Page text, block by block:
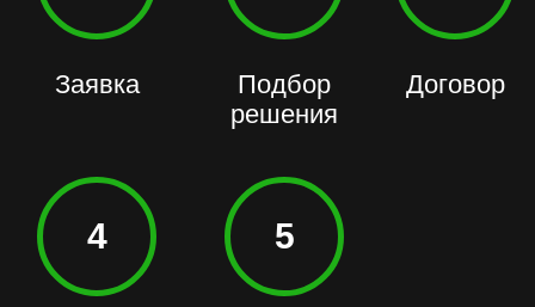
Заявка
Подбор
решения
Договор
4 5